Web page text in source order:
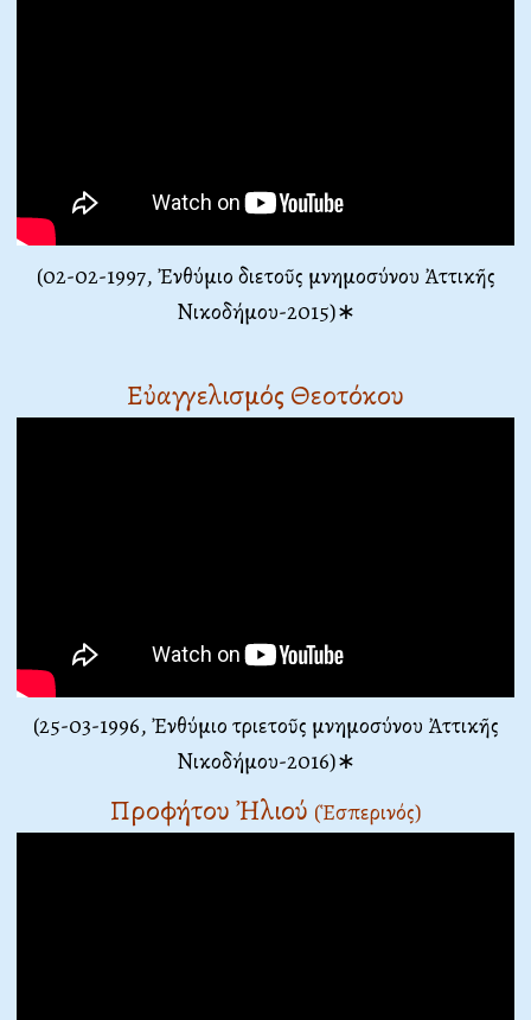
(02-02-1997, Ἐνθύμιο διετοῦς μνημοσύνου Ἀττικῆς
Νικοδήμου-2015)∗
Εὐαγγελισμός Θεοτόκου
(25-03-1996, Ἐνθύμιο τριετοῦς μνημοσύνου Ἀττικῆς
Νικοδήμου-2016)∗
Προφήτου Ἠλιού (Ἑσπερινός)